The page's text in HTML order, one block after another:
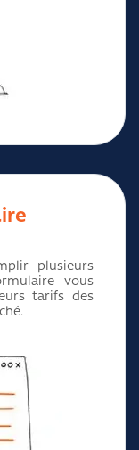
plusieurs
vous
tarifs des